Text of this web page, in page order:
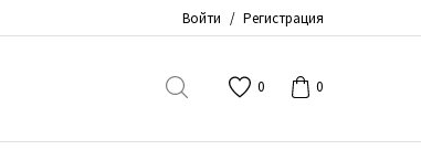
Войти / Регистрация
0 0